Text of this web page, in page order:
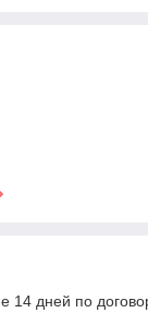
14 дней по